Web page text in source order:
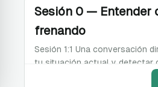
Sesión 0 — Entender
frenando
Sesión 1:1 Una conversación
tu situación actual y detectar